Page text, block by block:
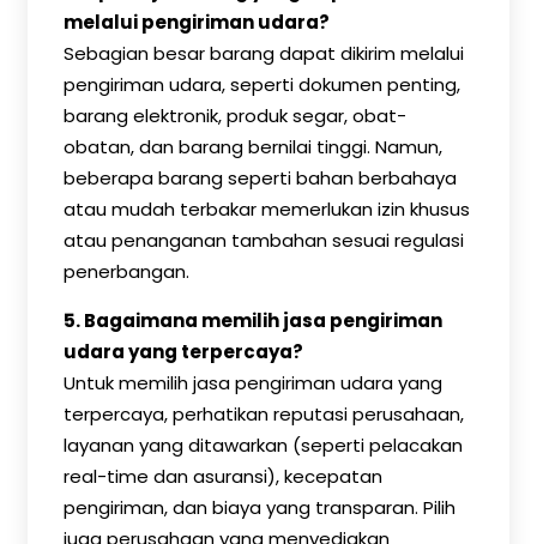
melalui pengiriman udara?
Sebagian besar barang dapat dikirim melalui
pengiriman udara, seperti dokumen penting,
barang elektronik, produk segar, obat-
obatan, dan barang bernilai tinggi. Namun,
beberapa barang seperti bahan berbahaya
atau mudah terbakar memerlukan izin khusus
atau penanganan tambahan sesuai regulasi
penerbangan.
5.Bagaimana memilih jasa pengiriman
udara yang terpercaya?
Untuk memilih jasa pengiriman udara yang
terpercaya, perhatikan reputasi perusahaan,
layanan yang ditawarkan (seperti pelacakan
real-time dan asuransi), kecepatan
pengiriman, dan biaya yang transparan. Pilih
juga perusahaan yang menyediakan